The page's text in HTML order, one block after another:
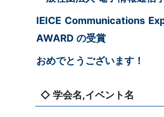
IEICE Communications
AWARD の受賞
おめで
◇ 学会名,イベント名